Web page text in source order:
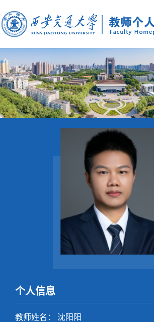
个人信息
教师姓名： 沈阳阳